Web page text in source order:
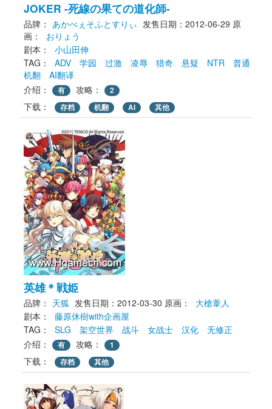
JOKER -死線の果ての道化師-
品牌： あかべぇそふとすりぃ 发售日期：2012-06-29 原
画：
おりょう
剧本：
小山田伸
TAG：
ADV 学园 过激 凌辱 猎奇 悬疑 NTR
普通
机翻
AI翻译
介绍：
有 攻略： 2
下载： 存档 机翻 AI 其他
英雄＊戦姫
品牌： 天狐 发售日期：2012-03-30 原画：
大槍葦人
剧本：
藤原休樹with企画屋
TAG：
SLG 架空世界 战斗 女战士 汉化
无修正
介绍：
有 攻略： 1
下载： 存档 其他